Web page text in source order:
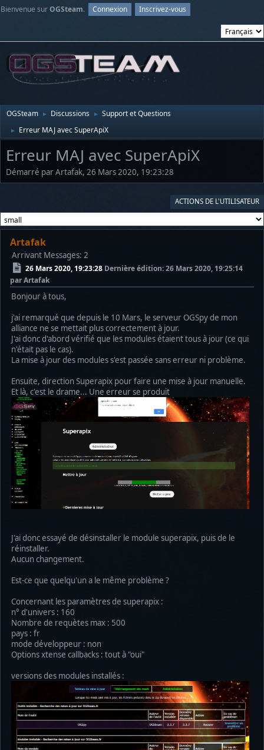
Bienvenue surOGSteam. Connexion Inscrivez-vous
OGSteam ► Discussions ► Support et Questions
► Erreur MAJ avec SuperApiX
Erreur MAJ avec SuperApiX
Démarré par Artafak, 26 Mars 2020, 19:23:28
ACTIONS DE L'UTILISATEUR
Artafak
Arrivant Messages: 2
26 Mars 2020, 19:23:28 Dernière édition: 26 Mars 2020, 19:25:14
par Artafak
Bonjour à tous,
j'ai remarqué que depuis le 10 Mars, le serveur OGSpy de mon
alliance ne se mettait plus correctement à jour.
J'ai donc d'abord vérifié que les modules étaient tous à jour (ce qui
n'était pas le cas).
La mise à jour des modules s'est passée sans erreur ni problème.
Ensuite, direction Superapix pour faire une mise à jour manuelle.
Et là, c'est le drame... Une erreur se produit
J'ai donc essayé de désinstaller le module superapix, puis de le
réinstaller.
Aucun changement.
Est-ce que quelqu'un a le même problème ?
Concernant les paramètres de superapix :
n° d'univers : 160
Nombre de requètes max : 500
pays : fr
mode développeur : non
Options xtense callbacks : tout à "oui"
versions des modules installés :